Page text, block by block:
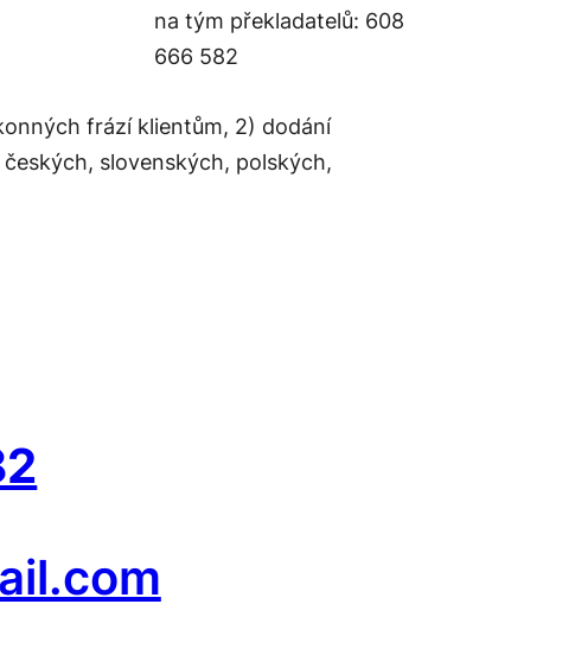
na tým překladatelů: 608
666 582
frází klientům, 2) dodání
slovenských, polských,